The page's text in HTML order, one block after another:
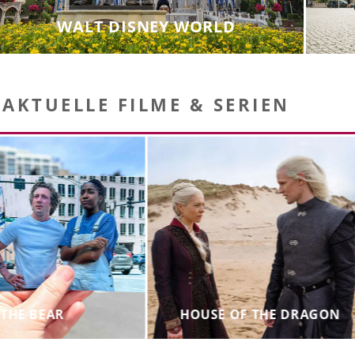
WALT DISNEY WORLD
AKTUELLE FILME & SERIEN
THE BEAR HOUSE OF THE DRAGON